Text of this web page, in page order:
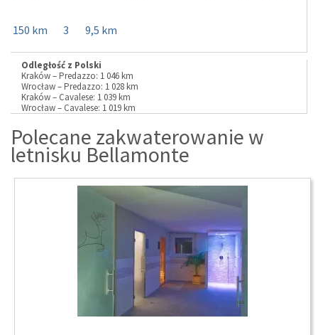
150 km 3 9,5 km
Odległość z Polski
Kraków – Predazzo: 1 046 km
Wrocław – Predazzo: 1 028 km
Kraków – Cavalese: 1 039 km
Wrocław – Cavalese: 1 019 km
Polecane zakwaterowanie w
letnisku Bellamonte